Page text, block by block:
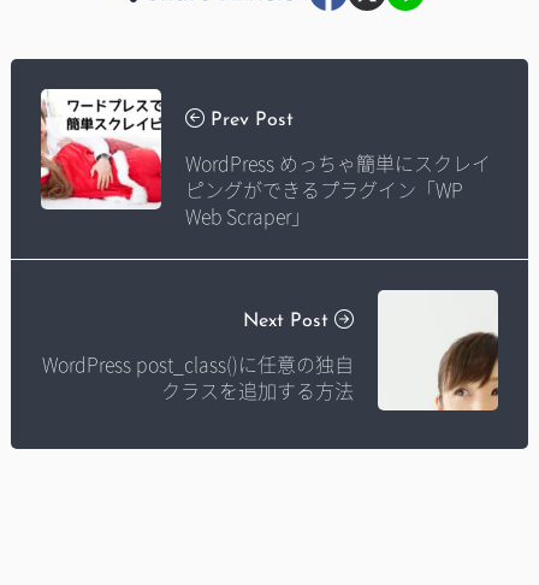
Prev Post
WordPress めっちゃ簡単にスクレイ
ピングができるプラグイン「WP
Web Scraper」
Next Post
WordPress post_class()に任意の独自
クラスを追加する方法